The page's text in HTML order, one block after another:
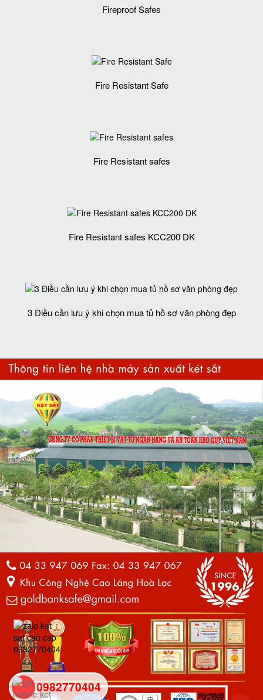
Fireproof Safes
Fire Resistant Safe
Fire Resistant safes
Fire Resistant safes KCC200 DK
3 Điều cần lưu ý khi chọn mua tủ hồ sơ văn phòng đẹp
0982770404